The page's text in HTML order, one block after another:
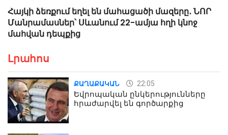
Հայկի ձեռքում եղել են մահացածի մազերը․ ՆՈՐ
Մանրամասներ՝ Սևանում 22-ամյա հղի կնոջ
մահվան դեպքից
Լրահոս
ՔԱՂԱՔԱԿԱՆ 22:05
Եվրոպական ընկերությունները
հրաժարվել են գործարքից